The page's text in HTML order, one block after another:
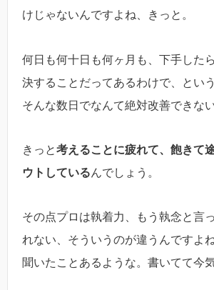
けじゃないんですよね、きっと。
何日も何十日も何ヶ月も、下手した
決することだってあるわけで、とい
そんな数日でなんて絶対改善できな
きっと考えることに疲れて、飽きて
ウトしているんでしょう。
その点プロは執着力、もう執念と言
れない、そういうのが違うんですよ
聞いたことあるような。書いてて今